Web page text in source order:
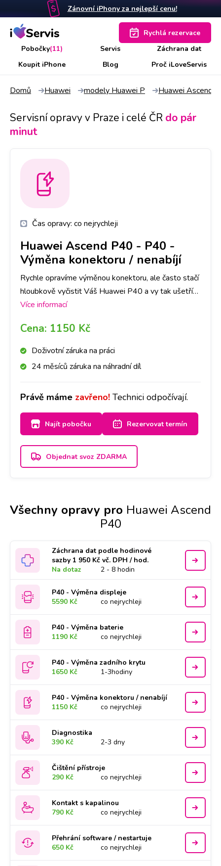
Zánovní iPhony za nejlepší cenu!
Pobočky(11) Servis
Záchrana dat
Koupit iPhone
Blog Proč iLoveServis
Rychlá rezervace
Domů Huawei modely Huawei P Huawei Ascend
Servisní opravy v Praze i celé ČR do pár
minut
Čas opravy: co nejrychleji
Huawei Ascend P40 - P40 -
Výměna konektoru / nenabíjí
Rychle opravíme výměnou konektoru, ale často stačí
hloubkově vyčistit Váš Huawei P40 a vy tak ušetříte
čas i peníze. Nejlepší je nyní se zastavit na jakékoliv
Více informací
Cena: 1150 Kč
Doživotní záruka na práci
24 měsíců záruka na náhradní díl
Právě máme zavřeno! Technici odpočívají.
Najít pobočku Rezervovat termín
Objednat svoz ZDARMA
Všechny opravy pro Huawei Ascend
P40
Záchrana dat podle hodinové
sazby 1 950 Kč vč. DPH / hod.
Na dotaz
2 - 8 hodin
P40 - Výměna displeje
5590 Kč
co nejrychleji
P40 - Výměna baterie
1190 Kč
co nejrychleji
P40 - Výměna zadního krytu
1650 Kč
1-3hodiny
P40 - Výměna konektoru / nenabíjí
1150 Kč
co nejrychleji
Diagnostika
390 Kč
2-3 dny
Čištění přístroje
290 Kč
co nejrychleji
Kontakt s kapalinou
790 Kč
co nejrychleji
Přehrání software / nestartuje
650 Kč
co nejrychleji